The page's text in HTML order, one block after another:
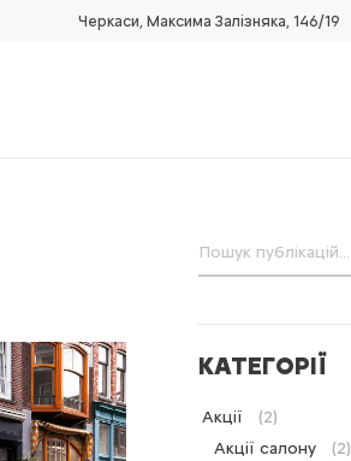
Черкаси, Максима Залізняка, 146/19
КАТЕГОРІЇ
Акції
(2)
Акції салону
(2)